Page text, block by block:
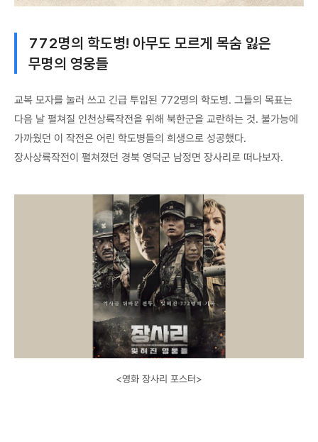
772명의 학도병! 아무도 모르게 목숨 잃은
무명의 영웅들
교복 모자를 눌러 쓰고 긴급 투입된 772명의 학도병. 그들의 목표는
다음 날 펼쳐질 인천상륙작전을 위해 북한군을 교란하는 것. 불가능에
가까웠던 이 작전은 어린 학도병들의 희생으로 성공했다.
장사상륙작전이 펼쳐졌던 경북 영덕군 남정면 장사리로 떠나보자.
<영화 장사리 포스터>